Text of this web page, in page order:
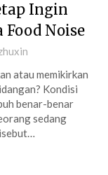
Ingin
Noise
atau memikirkan
Kondisi
benar-benar
sedang